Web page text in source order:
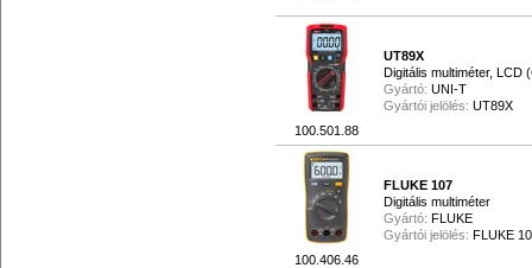
100.501.88
UT89X
Digitális multiméter, LCD
Gyártó: UNI-T
Gyártói jelölés: UT89X
100.406.46
FLUKE 107
Digitális multiméter
Gyártó: FLUKE
Gyártói jelölés: FLUKE